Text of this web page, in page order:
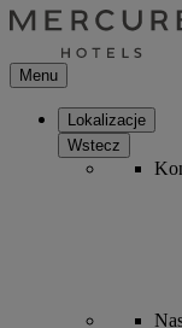
Menu
Lokalizacje
Wstecz